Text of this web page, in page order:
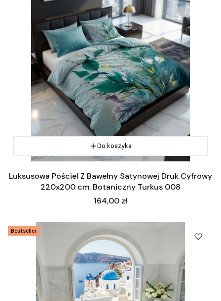
Do koszyka
Luksusowa Pościel Z Bawełny Satynowej Druk Cyfrowy
220x200 cm. Botaniczny Turkus 008
Cena
164,00 zł
Bestseller